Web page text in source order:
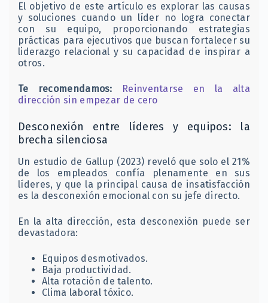
El objetivo de este artículo es explorar las causas
y soluciones cuando un líder no logra conectar
con su equipo, proporcionando estrategias
prácticas para ejecutivos que buscan fortalecer su
liderazgo relacional y su capacidad de inspirar a
otros.
Te recomendamos:
Reinventarse en la alta
dirección sin empezar de cero
Desconexión entre líderes y equipos: la
brecha silenciosa
Un estudio de Gallup (2023) reveló que solo el 21%
de los empleados confía plenamente en sus
líderes, y que la principal causa de insatisfacción
es la desconexión emocional con su jefe directo.
En la alta dirección, esta desconexión puede ser
devastadora:
Equipos desmotivados.
Baja productividad.
Alta rotación de talento.
Clima laboral tóxico.